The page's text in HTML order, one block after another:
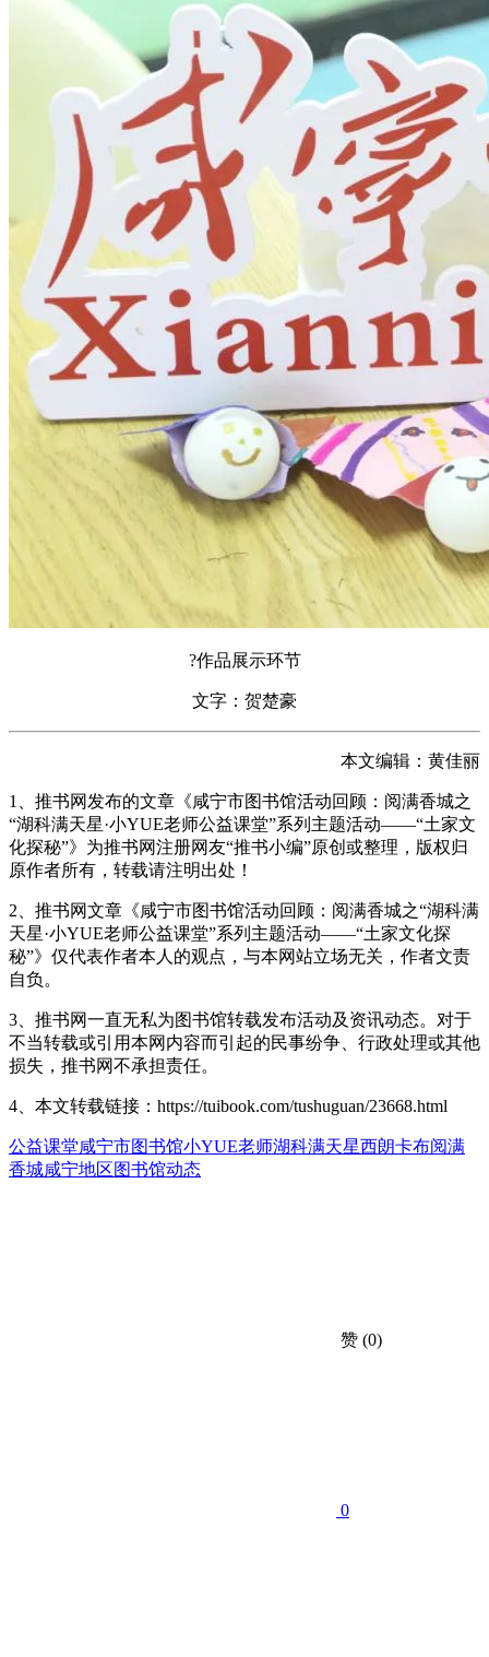
?作品展示环节
文字：贺楚豪
本文编辑：黄佳丽
1、推书网发布的文章《咸宁市图书馆活动回顾：阅满香城之
“湖科满天星·小YUE老师公益课堂”系列主题活动——“土家文
化探秘”》为推书网注册网友“推书小编”原创或整理，版权归
原作者所有，转载请注明出处！
2、推书网文章《咸宁市图书馆活动回顾：阅满香城之“湖科满
天星·小YUE老师公益课堂”系列主题活动——“土家文化探
秘”》仅代表作者本人的观点，与本网站立场无关，作者文责
自负。
3、推书网一直无私为图书馆转载发布活动及资讯动态。对于
不当转载或引用本网内容而引起的民事纷争、行政处理或其他
损失，推书网不承担责任。
4、本文转载链接：https://tuibook.com/tushuguan/23668.html
公益课堂咸宁市图书馆小YUE老师湖科满天星西朗卡布阅满
香城咸宁地区图书馆动态
赞 (0)
0